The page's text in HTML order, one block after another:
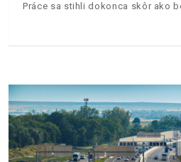
Práce sa stihli dokonca skôr ako